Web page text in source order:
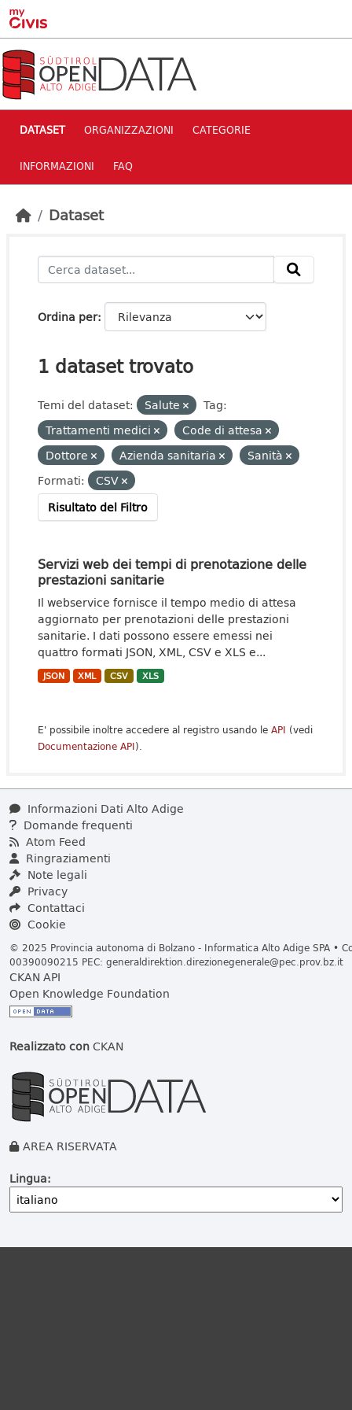
Skip to main content
DATASET ORGANIZZAZIONI CATEGORIE
INFORMAZIONI FAQ
Dataset
Ordina per
1 dataset trovato
Temi del dataset: Salute
Tag:
Trattamenti medici
Code di attesa
Dottore
Azienda sanitaria
Sanità
Formati:
CSV
Risultato del Filtro
Servizi web dei tempi di prenotazione delle
prestazioni sanitarie
Il webservice fornisce il tempo medio di attesa
aggiornato per prenotazioni delle prestazioni
sanitarie. I dati possono essere emessi nei
quattro formati JSON, XML, CSV e XLS e...
JSON XML CSV XLS
E' possibile inoltre accedere al registro usando le API (vedi
Documentazione API).
Informazioni Dati Alto Adige
Domande frequenti
Atom Feed
Ringraziamenti
Note legali
Privacy
Contattaci
Cookie
© 2025 Provincia autonoma di Bolzano - Informatica Alto Adige SPA •
00390090215 PEC: generaldirektion.direzionegenerale@pec.prov.bz.it
CKAN API
Open Knowledge Foundation
Realizzato conCKAN
AREA RISERVATA
Lingua